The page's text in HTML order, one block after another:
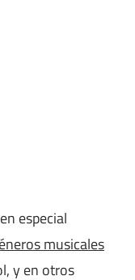
especial
musicales
y en otros